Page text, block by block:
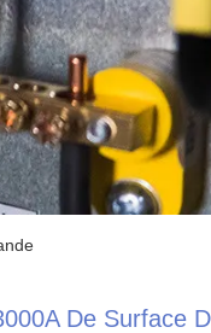
De Surface